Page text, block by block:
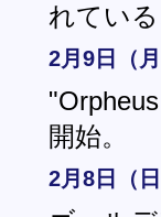
れてい
2月9日（月
開始。
2月8日（日